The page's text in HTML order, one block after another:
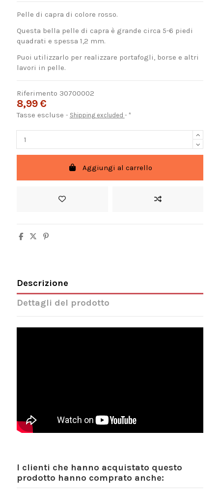
Pelle di capra di colore rosso.
Questa bella pelle di capra è grande circa 5-6 piedi
quadrati e spessa 1,2 mm.
Puoi utilizzarlo per realizzare portafogli, borse e altri
lavori in pelle.
Riferimento 30700002
8,99 €
Tasse escluse Shipping excluded *
Aggiungi al carrello
Descrizione
Dettagli del prodotto
I clienti che hanno acquistato questo
prodotto hanno comprato anche: